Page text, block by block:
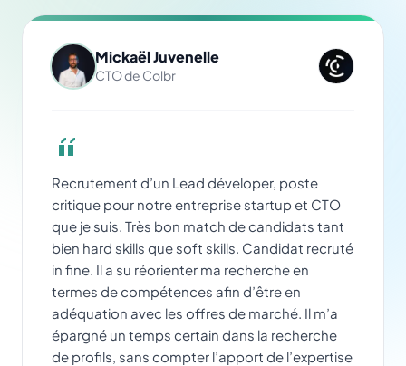
Mickaël Juvenelle
CTO de Colbr
Recrutement d’un Lead déveloper, poste
critique pour notre entreprise startup et CTO
que je suis. Très bon match de candidats tant
bien hard skills que soft skills. Candidat recruté
in fine. Il a su réorienter ma recherche en
termes de compétences afin d’être en
adéquation avec les offres de marché. Il m’a
épargné un temps certain dans la recherche
de profils, sans compter l’apport de l’expertise